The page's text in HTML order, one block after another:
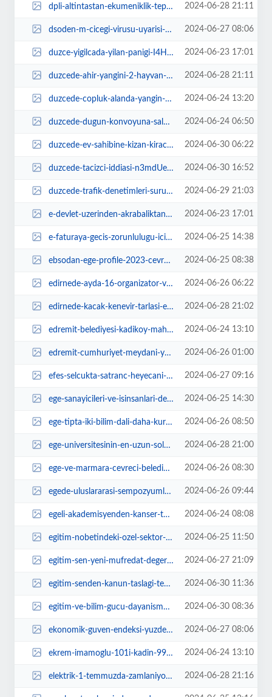
dpli-altintastan-ekumeniklik-tepkisi-xW8pxME4.jpg 2024-06-28 21:11
dsoden-m-cicegi-virusu-uyarisi-NsExJAID.jpeg 2024-06-27 08:06
duzce-yigilcada-yilan-panigi-I4HiI1ru.jpg 2024-06-23 17:01
duzcede-ahir-yangini-2-hayvan-telef-oldu-i6zQWJvx.jpg 2024-06-28 21:11
duzcede-copluk-alanda-yangin-hmEPUkGk.jpg 2024-06-24 13:20
duzcede-dugun-konvoyuna-saldiri-hucHi96P.jpg 2024-06-24 06:50
duzcede-ev-sahibine-kizan-kiraci-evi-yakti-7buqMDUq.jpg 2024-06-30 06:22
duzcede-tacizci-iddiasi-n3mdUelM.jpg 2024-06-30 16:52
duzcede-trafik-denetimleri-suruyor-R421Db2g.jpg 2024-06-29 21:03
e-devlet-uzerinden-akrabaliktan-cikarma-iddiasi-asilsiz-wQKiRMZN.jpg 2024-06-23 17:01
e-faturaya-gecis-zorunlulugu-icin-son-gunler-2MwwHrU5.jpg 2024-06-25 14:38
ebsodan-ege-profile-2023-cevre-odullerinde-1incilik-odulu-iRYwaqeO.jpg 2024-06-25 08:38
edirnede-ayda-16-organizator-ve-870-gocmen-yakalandi-7OHq7eSf.jpg 2024-06-26 06:22
edirnede-kacak-kenevir-tarlasi-ele-gecirildi-pz13fkyD.jpg 2024-06-28 21:02
edremit-belediyesi-kadikoy-mahallesinde-yollari-duzenliyor-usbFFa3O.jpg 2024-06-24 13:10
edremit-cumhuriyet-meydani-yenilendi-18rPuTaM.jpg 2024-06-26 01:00
efes-selcukta-satranc-heyecani-6sAUXt9P.jpg 2024-06-27 09:16
ege-sanayicileri-ve-isinsanlari-derneginden-ozlem-cerciogluna-nezaket-ziyaret... 2024-06-25 14:30
ege-tipta-iki-bilim-dali-daha-kuruldu-OGzaJFX6.jpg 2024-06-26 08:50
ege-universitesinin-en-uzun-soluklu-kazisi-olan-klaros-dunyaya-tanitilacak-MQ... 2024-06-28 21:00
ege-ve-marmara-cevreci-belediyeler-birligi-haziran-ayi-encumen-toplantisi-bur... 2024-06-26 08:30
egede-uluslararasi-sempozyumlar-devam-ediyor-s8WzgKJq.jpg 2024-06-26 09:44
egeli-akademisyenden-kanser-tedavisinde-milli-ilac-gelistirmeye-yonelik-proje... 2024-06-24 08:08
egitim-nobetindeki-ozel-sektor-ogretmenleri-bakan-tekin-ile-gorustu-bZk8rRZQ.jpg 2024-06-25 11:50
egitim-sen-yeni-mufredat-degerlendirmesine-meb-sansuru-26zai6TI.jpeg 2024-06-27 21:09
egitim-senden-kanun-taslagi-tepkisi-4Cl1Ue2a.jpg 2024-06-30 11:36
egitim-ve-bilim-gucu-dayanisma-sendikasi-lutfen-ogretmenlerin-kpss-puani-cidd... 2024-06-30 08:36
ekonomik-guven-endeksi-yuzde-25-azaldi-9Wm9Z1TU.jpg 2024-06-27 08:06
ekrem-imamoglu-101i-kadin-99u-erkek-toplam-200-tren-surucusunun-brovelerini-a... 2024-06-24 13:10
elektrik-1-temmuzda-zamlaniyor-E3JxfNXD.jpg 2024-06-28 21:16